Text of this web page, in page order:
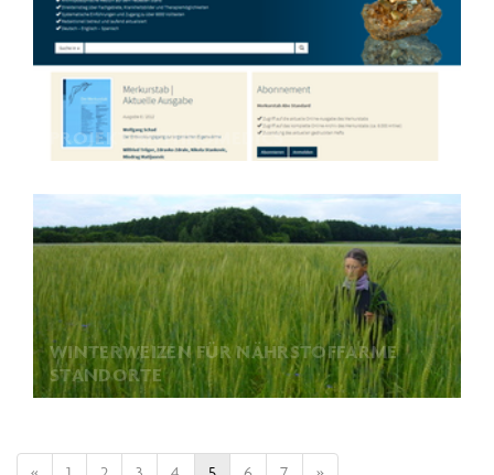
PROJEKT ANTHROMEDICS
WINTERWEIZEN FÜR NÄHRSTOFFARME
STANDORTE